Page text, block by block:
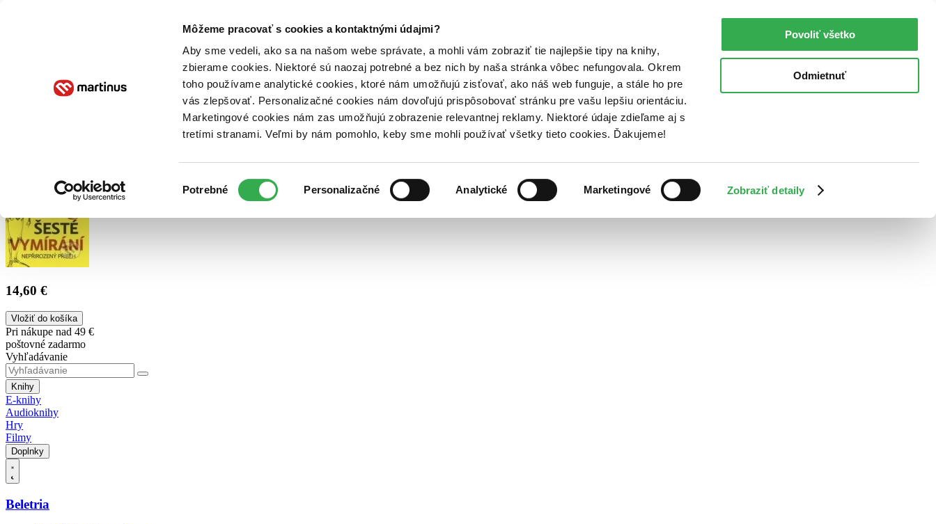
Môžeme pracovať s cookies a kontaktnými údajmi?
Aby sme vedeli, ako sa na našom webe správate, a mohli vám zobraziť tie najlepšie tipy na knihy,
zbierame cookies. Niektoré sú naozaj potrebné a bez nich by naša stránka vôbec nefungovala. Okrem
toho používame analytické cookies, ktoré nám umožňujú zisťovať, ako náš web funguje, a stále ho pre
vás zlepšovať. Personalizačné cookies nám dovoľujú prispôsobovať stránku pre vašu lepšiu orientáciu.
Marketingové cookies nám zas umožňujú zobrazenie relevantnej reklamy. Niektoré údaje zdieľame aj s
tretími stranami. Veľmi by nám pomohlo, keby sme mohli používať všetky tieto cookies. Ďakujeme!
súhlasu
Potrebné Personalizačné Analytické Marketingové Zobraziť detaily
Povoliť všetko
Odmietnuť
Poukážky Kontakt
14,60 €
Vložiť do košíka
Pri nákupe nad 49 €
poštovné zadarmo
Vyhľadávanie
Knihy
E-knihy
Audioknihy
Hry
Filmy
Doplnky
Beletria